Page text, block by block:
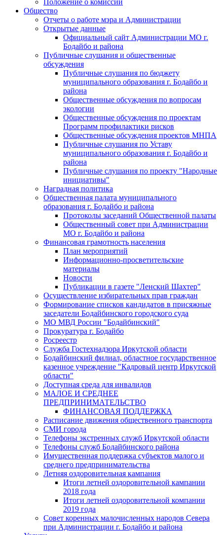
Положение о комиссии
Общество
Отчеты о работе мэра и Администрации
Открытые данные
Официальный сайт Администрации МО г.
Бодайбо и района
Публичные слушания и общественные
обсуждения
Публичные слушания по бюджету
муниципального образования г. Бодайбо и
района
Общественные обсуждения по вопросам
экологии
Общественные обсуждения по проектам
Программ профилактики рисков
Общественные обсуждения проектов МНПА
Публичные слушания по Уставу
муниципального образования г. Бодайбо и
района
Публичные слушания по проекту "Народные
инициативы"
Наградная политика
Общественная палата муниципального
образования г. Бодайбо и района
Протоколы заседаний Общественной палаты
Общественный совет при Администрации
МО г. Бодайбо и района
Финансовая грамотность населения
План мероприятий
Информационно-просветительские
материалы
Новости
Публикации в газете "Ленский Шахтер"
Осуществление избирательных прав граждан
Формирование списков кандидатов в присяжные
заседатели Бодайбинского городского суда
МО МВД России "Бодайбинский"
Прокуратура г. Бодайбо
Росреестр
Служба Гостехнадзора Иркутской области
Бодайбинский филиал, областное государственное
казенное учреждение "Кадровый центр Иркутской
области"
Доступная среда для инвалидов
МАЛОЕ И СРЕДНЕЕ
ПРЕДПРИНИМАТЕЛЬСТВО
ФИНАНСОВАЯ ПОДДЕРЖКА
Расписание движения общественного транспорта
СМИ города
Телефоны экстренных служб Иркутской области
Телефоны служб Бодайбинского района
Имущественная поддержка субъектов малого и
среднего предпринимательства
Летняя оздоровительная кампания
Итоги летней оздоровительной кампании
2018 года
Итоги летней оздоровительной компании
2019 года
Совет коренных малочисленных народов Севера
при Администрации г. Бодайбо и района